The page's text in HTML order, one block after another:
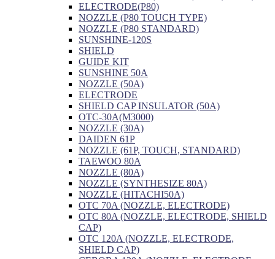
ELECTRODE(P80)
NOZZLE (P80 TOUCH TYPE)
NOZZLE (P80 STANDARD)
SUNSHINE-120S
SHIELD
GUIDE KIT
SUNSHINE 50A
NOZZLE (50A)
ELECTRODE
SHIELD CAP INSULATOR (50A)
OTC-30A(M3000)
NOZZLE (30A)
DAIDEN 61P
NOZZLE (61P, TOUCH, STANDARD)
TAEWOO 80A
NOZZLE (80A)
NOZZLE (SYNTHESIZE 80A)
NOZZLE (HITACHI50A)
OTC 70A (NOZZLE, ELECTRODE)
OTC 80A (NOZZLE, ELECTRODE, SHIELD
CAP)
OTC 120A (NOZZLE, ELECTRODE,
SHIELD CAP)